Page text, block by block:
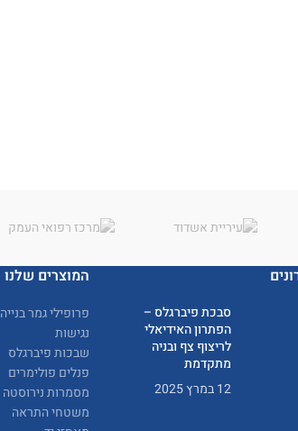
סבכת פיברגלס –
הפתרון האידיאלי
לריצוף צף ובניה
מתקדמת
12 במרץ 2025
המוצרים שלנו
פרופילי גמר בנייה
נגישות
שבכות פיברגלס
פנלים פולימרים
מסמרות נירוסטה
משטחי התראה